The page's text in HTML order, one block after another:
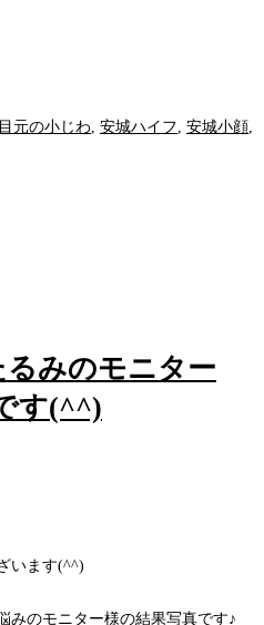
目元の小じわ, 安城ハイフ, 安城小顔,
るみのモニター
す(^^)
います(^^)
みのモニター様の結果写真です♪